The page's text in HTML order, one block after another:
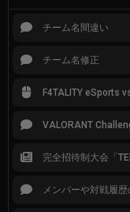
チーム名間違い
チーム名修正
F4TALITY eSports
メンバーや対戦履歴